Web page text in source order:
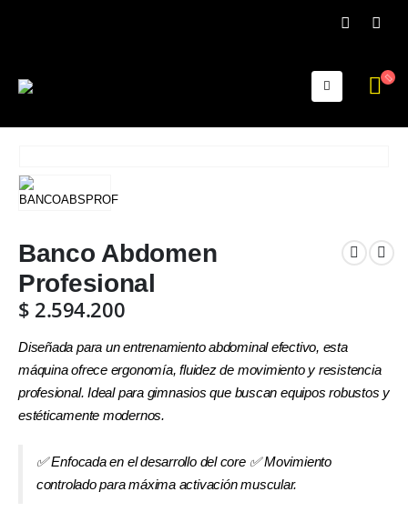
Banco Abdomen
Profesional
$ 2.594.200
Diseñada para un entrenamiento abdominal efectivo, esta
máquina ofrece ergonomía, fluidez de movimiento y resistencia
profesional. Ideal para gimnasios que buscan equipos robustos y
estéticamente modernos.
✅ Enfocada en el desarrollo del core ✅ Movimiento
controlado para máxima activación muscular.